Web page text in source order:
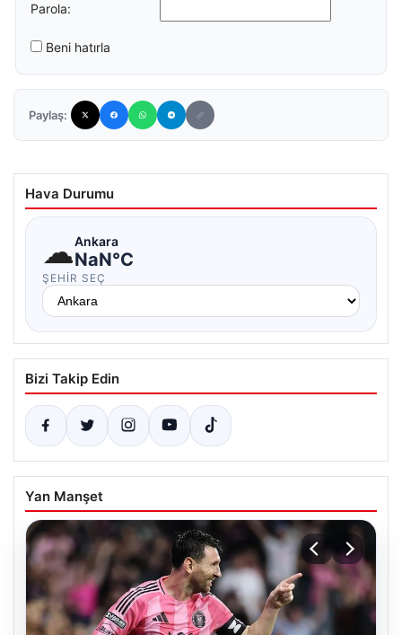
Parola:
Beni hatırla
Paylaş:
Hava Durumu
☁Ankara
NaN°C
ŞEHIR SEÇ
Bizi Takip Edin
Yan Manşet